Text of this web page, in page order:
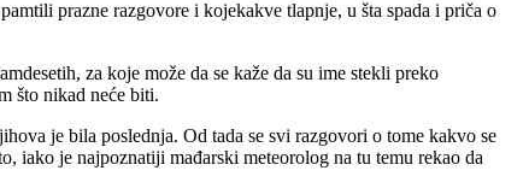
prazne razgovore i kojekakve tlapnje, u šta spada i priča o
za koje može da se kaže da su ime stekli preko
što nikad neće biti.
je bila poslednja. Od tada se svi razgovori o tome kakvo se
iako je najpoznatiji mađarski meteorolog na tu temu rekao da